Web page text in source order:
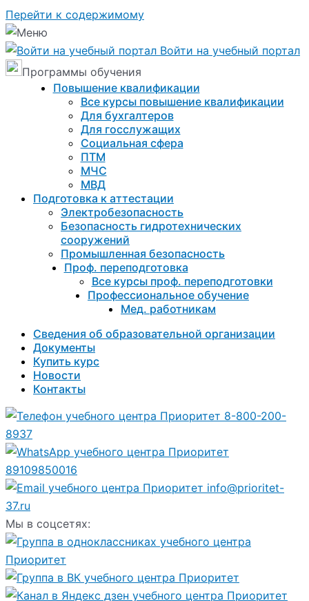
Перейти к содержимому
Войти на учебный портал
Программы обучения
Повышение квалификации
Все курсы повышение квалификации
Для бухгалтеров
Для госслужащих
Социальная сфера
ПТМ
МЧС
МВД
Подготовка к aттестации
Электробезопасность
Безопасность гидротехнических
сооружений
Промышленная безопасность
Проф. переподготовка
Все курсы проф. переподготовки
Профессиональное обучение
Мед. работникам
Сведения об образовательной организации
Документы
Купить курс
Новости
Контакты
8-800-200-
8937
89109850016
info@prioritet-
37.ru
Мы в соцсетях: